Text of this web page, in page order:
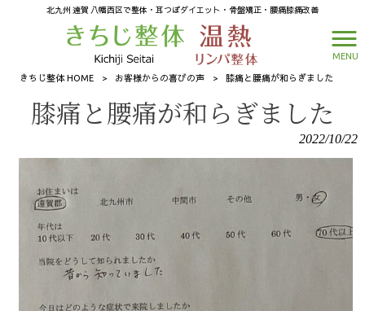
北九州 遠賀 八幡西区で整体・耳つぼダイエット・骨盤矯正・腰痛膝痛改善
MENU
きちじ整体 HOME > お客様からの喜びの声 > 膝痛と腰痛が和らぎました
膝痛と腰痛が和らぎました
2022/10/22